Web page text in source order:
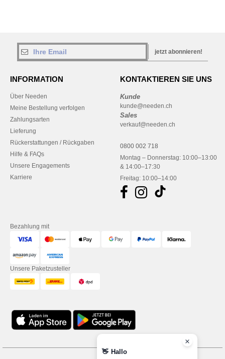
jetzt abonnieren!
INFORMATION
Über Needen
Meine Bestellung verfolgen
Zahlungsarten
Lieferung
Rückerstattungen / Rückgaben
Hilfe & FAQs
Unsere Engagements
Karriere
KONTAKTIEREN SIE UNS
Kunde
kunde@needen.ch
Sales
verkauf@needen.ch
0800 002 718
Montag – Donnerstag: 10:00–13:00
& 14:00–17:30
Freitag: 10:00–14:00
Bezahlung mit
Unsere Paketzusteller
👋 Hallo